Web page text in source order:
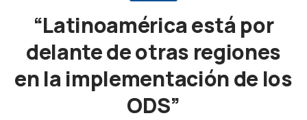
“Latinoamérica está por
delante de otras regiones
en la implementación de los
ODS”